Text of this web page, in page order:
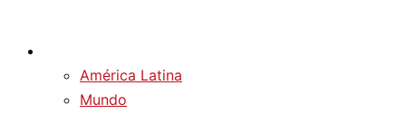
América Latina
Mundo